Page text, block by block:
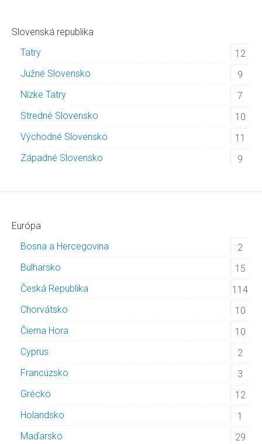
Slovenská republika
Tatry
12
Južné Slovensko
9
Nízke Tatry
7
Stredné Slovensko
10
Východné Slovensko
11
Západné Slovensko
9
Európa
Bosna a Hercegovina
2
Bulharsko
15
Česká Republika
114
Chorvátsko
10
Čierna Hora
10
Cyprus
2
Francúzsko
3
Grécko
12
Holandsko
1
Maďarsko
29